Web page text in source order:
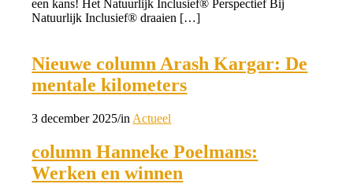
een kans! Het Natuurlijk Inclusief® Perspectief Bij
Natuurlijk Inclusief® draaien […]
Nieuwe column Arash Kargar: De
mentale kilometers
3 december 2025/in Actueel
column Hanneke Poelmans:
Werken en winnen